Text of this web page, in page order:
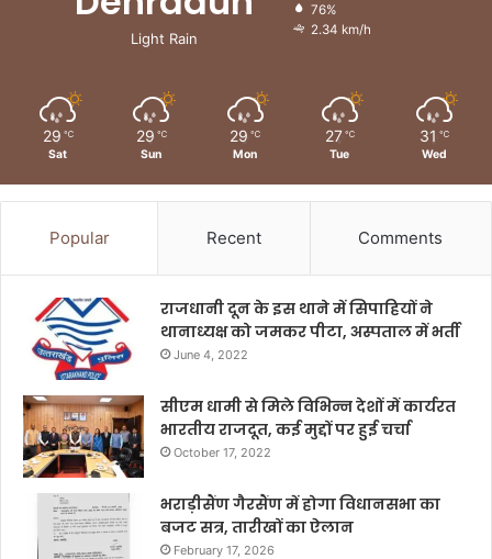
Light Rain
76%
2.34 km/h
29 ℃
Sat
29 ℃
Sun
29 ℃
Mon
27 ℃
Tue
31 ℃
Wed
Popular Recent Comments
राजधानी दून के इस थाने में सिपाहियों ने
थानाध्यक्ष को जमकर पीटा, अस्पताल में भर्ती
June 4, 2022
सीएम धामी से मिले विभिन्न देशों में कार्यरत
भारतीय राजदूत, कई मुद्दों पर हुई चर्चा
October 17, 2022
भराड़ीसैंण गैरसैंण में होगा विधानसभा का
बजट सत्र, तारीखों का ऐलान
February 17, 2026